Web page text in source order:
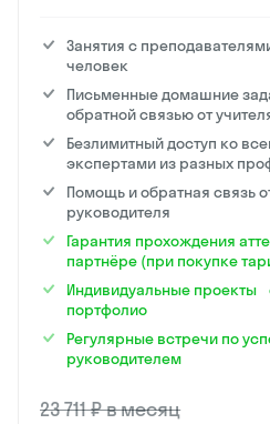
Занятия с
человек
Письменные домашние
обратной связью от
Безлимитный доступ ко
экспертами из разных
Помощь и обратная связь
руководителя
Гарантия прохождения
партнёре (при покупке
Индивидуальные проекты
портфолио
Регулярные встречи по
руководителем
23 711 ₽ в месяц